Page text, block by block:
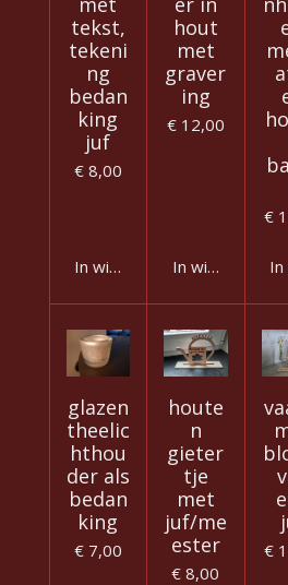
tekst,
tekeni
ng
bedan
king
juf
€ 8,00
In winkelwagen
hout
met
graver
ing
€ 12,00
In winkelwagen
€
In
glazen
theelic
hthou
der als
bedan
king
€ 7,00
houte
n
gieter
tje
met
juf/me
ester
€ 8,00
€